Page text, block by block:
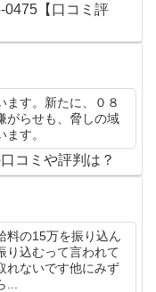
0475【口コミ評
す。新たに、０８
がらせも、脅しの域
す。
コミや評判は？
料の15万を振り込ん
り込むって言われて
れないです他にみず